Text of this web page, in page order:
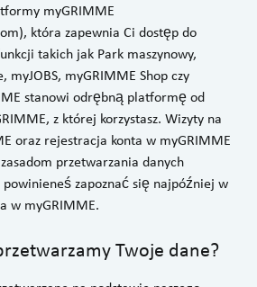
myGRIMME
która zapewnia Ci dostęp do
takich jak Park maszynowy,
myGRIMME Shop czy
stanowi odrębną platformę od
z której korzystasz. Wizyty na
oraz rejestracja konta w myGRIMME
przetwarzania danych
zapoznać się najpóźniej w
w myGRIMME.
Twoje dane?